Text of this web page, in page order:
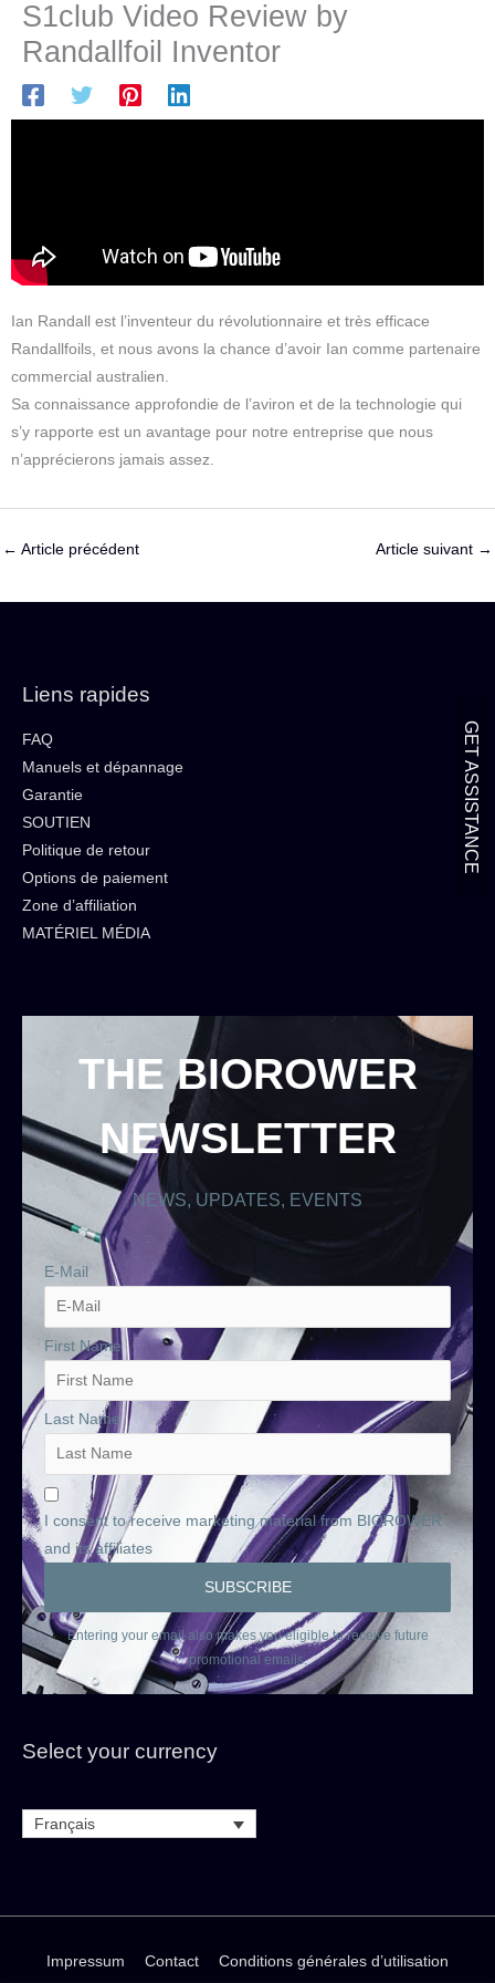
S1club Video Review by
Randallfoil Inventor
Ian Randall est l’inventeur du révolutionnaire et très efficace
Randallfoils, et nous avons la chance d’avoir Ian comme partenaire
commercial australien.
Sa connaissance approfondie de l’aviron et de la technologie qui
s’y rapporte est un avantage pour notre entreprise que nous
n’apprécierons jamais assez.
← Article précédent Article suivant →
Liens rapides
FAQ
Manuels et dépannage
Garantie
SOUTIEN
Politique de retour
Options de paiement
Zone d’affiliation
MATÉRIEL MÉDIA
THE BIOROWER
NEWSLETTER
NEWS, UPDATES, EVENTS
E-Mail
First Name
Last Name
I consent to receive marketing material from BIOROWER
and its affiliates
Entering your email also makes you eligible to receive future
promotional emails.
Select your currency
Français
Impressum Contact
Conditions générales d’utilisation
GET ASSISTANCE